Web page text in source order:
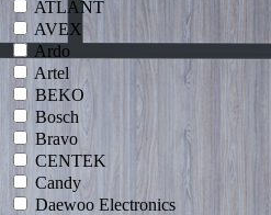
ATLANT
AVEX
Ardo
Artel
BEKO
Bosch
Bravo
CENTEK
Candy
Daewoo Electronics